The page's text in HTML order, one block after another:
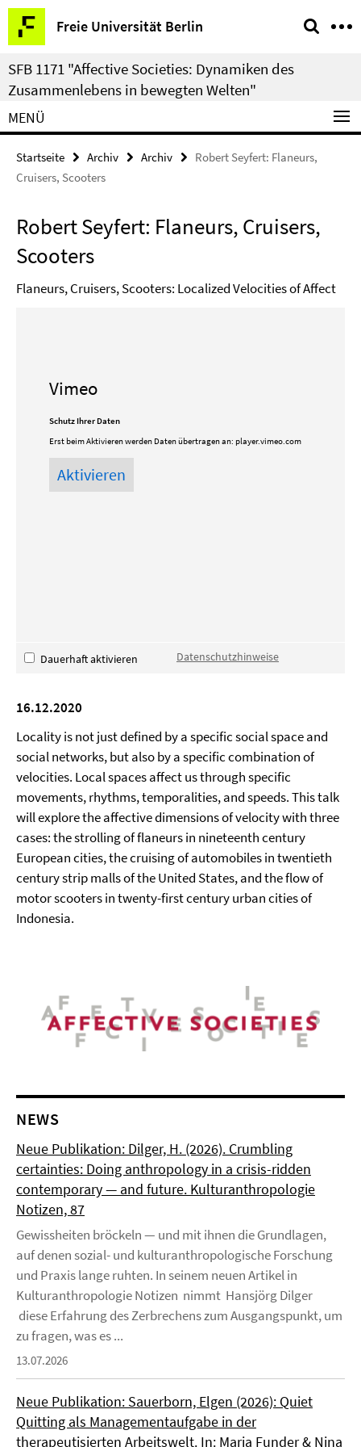
Springe
direkt
zu
Inhalt
Freie Universität Berlin
Service-
Navigation
SFB 1171 "Affective Societies: Dynamiken des
Zusammenlebens in bewegten Welten"
MENÜ
Startseite Archiv Archiv
Robert Seyfert: Flaneurs,
Cruisers, Scooters
Robert Seyfert: Flaneurs, Cruisers,
Scooters
Flaneurs, Cruisers, Scooters: Localized Velocities of Affect
Vimeo
Schutz Ihrer Daten
Erst beim Aktivieren werden Daten übertragen an: player.vimeo.com
Dauerhaft aktivieren Datenschutzhinweise
16.12.2020
Locality is not just defined by a specific social space and
social networks, but also by a specific combination of
velocities. Local spaces affect us through specific
movements, rhythms, temporalities, and speeds. This talk
will explore the affective dimensions of velocity with three
cases: the strolling of flaneurs in nineteenth century
European cities, the cruising of automobiles in twentieth
century strip malls of the United States, and the flow of
motor scooters in twenty-first century urban cities of
Indonesia.
NEWS
Neue Publikation: Dilger, H. (2026). Crumbling
certainties: Doing anthropology in a crisis-ridden
contemporary — and future. Kulturanthropologie
Notizen, 87
Gewissheiten bröckeln — und mit ihnen die Grundlagen,
auf denen sozial- und kulturanthropologische Forschung
und Praxis lange ruhten. In seinem neuen Artikel in
Kulturanthropologie Notizen nimmt Hansjörg Dilger
diese Erfahrung des Zerbrechens zum Ausgangspunkt, um
zu fragen, was es ...
13.07.2026
Neue Publikation: Sauerborn, Elgen (2026): Quiet
Quitting als Managementaufgabe in der
therapeutisierten Arbeitswelt. In: Maria Funder & Nina